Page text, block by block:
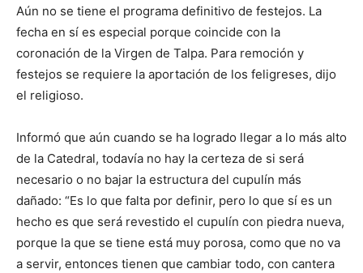
Aún no se tiene el programa definitivo de festejos. La
fecha en sí es especial porque coincide con la
coronación de la Virgen de Talpa. Para remoción y
festejos se requiere la aportación de los feligreses, dijo
el religioso.
Informó que aún cuando se ha logrado llegar a lo más alto
de la Catedral, todavía no hay la certeza de si será
necesario o no bajar la estructura del cupulín más
dañado: “Es lo que falta por definir, pero lo que sí es un
hecho es que será revestido el cupulín con piedra nueva,
porque la que se tiene está muy porosa, como que no va
a servir, entonces tienen que cambiar todo, con cantera